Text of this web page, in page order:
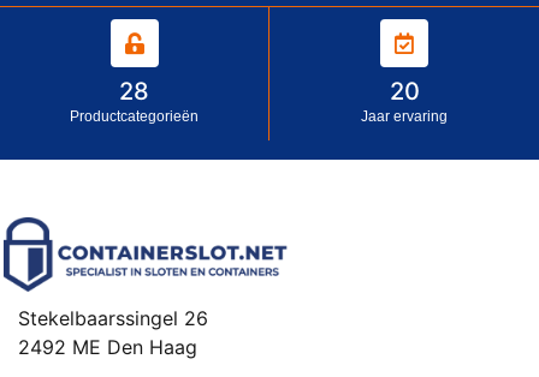
28
Productcategorieën
20
Jaar ervaring
Stekelbaarssingel 26
2492 ME Den Haag